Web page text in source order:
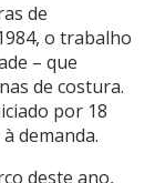
de
o trabalho
– que
de costura.
por 18
demanda.
deste ano,